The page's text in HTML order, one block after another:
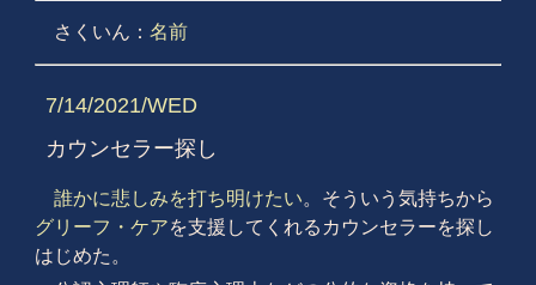
さくいん： 名前
7/14/2021/WED
カウンセラー探し
誰かに悲しみを打ち明けたい。そういう気持ちから
グリーフ・ケアを支援してくれるカウンセラーを探し
はじめた。